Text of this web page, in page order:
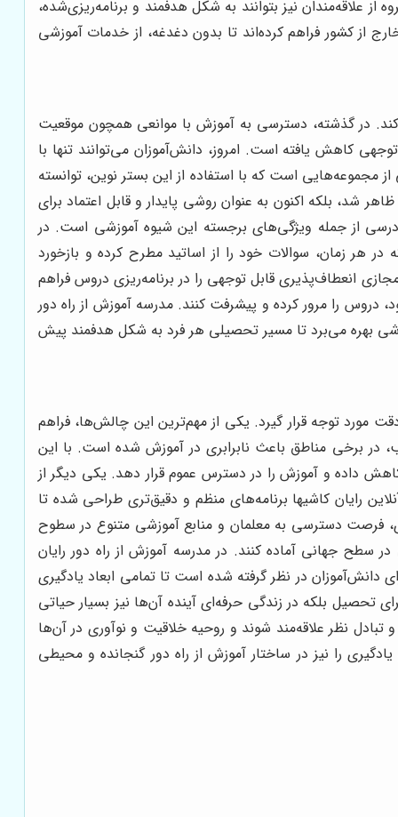
علاقه‌مندان نیز بتوانند به شکل هدفمند و برنامه‌ریزی‌شده،
از کشور فراهم کرده‌اند تا بدون دغدغه، از خدمات آموزشی
در گذشته، دسترسی به آموزش با موانعی همچون موقعیت
کاهش یافته است. امروز، دانش‌آموزان می‌توانند تنها با
مجموعه‌هایی است که با استفاده از این بستر نوین، توانسته
شد، بلکه اکنون به عنوان روشی پایدار و قابل اعتماد برای
نوین، ارتباطات تعاملی، محتوای چندرسانه‌ای و دسترسی ۲۴ ساعته به منابع درسی از جمله ویژگی‌های برجسته این شیوه آموزشی است. در
در هر زمان، سوالات خود را از اساتید مطرح کرده و بازخورد
انعطاف‌پذیری قابل توجهی را در برنامه‌ریزی دروس فراهم
دروس را مرور کرده و پیشرفت کنند. مدرسه آموزش از راه دور
بهره می‌برد تا مسیر تحصیلی هر فرد به شکل هدفمند پیش
توجه قرار گیرد. یکی از مهم‌ترین این چالش‌ها، فراهم
در برخی مناطق باعث نابرابری در آموزش شده است. با این
کاهش داده و آموزش را در دسترس عموم قرار دهد. یکی دیگر از
رایان کاشیها برنامه‌های منظم و دقیق‌تری طراحی شده تا
فرصت دسترسی به معلمان و منابع آموزشی متنوع در سطوح
سطح جهانی آماده کنند. در مدرسه آموزش از راه دور رایان
دانش‌آموزان در نظر گرفته شده است تا تمامی ابعاد یادگیری
تحصیل بلکه در زندگی حرفه‌ای آینده آن‌ها نیز بسیار حیاتی
نظر علاقه‌مند شوند و روحیه خلاقیت و نوآوری در آن‌ها
را نیز در ساختار آموزش از راه دور گنجانده و محیطی